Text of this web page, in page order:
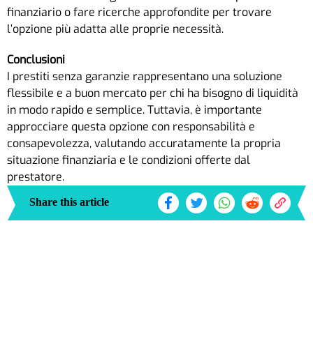
finanziario o fare ricerche approfondite per trovare
l’opzione più adatta alle proprie necessità.
Conclusioni
I prestiti senza garanzie rappresentano una soluzione
flessibile e a buon mercato per chi ha bisogno di liquidità
in modo rapido e semplice. Tuttavia, è importante
approcciare questa opzione con responsabilità e
consapevolezza, valutando accuratamente la propria
situazione finanziaria e le condizioni offerte dal
prestatore.
Share this article